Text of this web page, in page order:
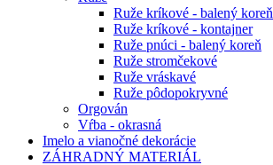
Ruže kríkové - balený koreň
Ruže kríkové - kontajner
Ruže pnúci - balený koreň
Ruže stromčekové
Ruže vráskavé
Ruže pôdopokryvné
Orgován
Vŕba - okrasná
Imelo a vianočné dekorácie
ZÁHRADNÝ MATERIÁL